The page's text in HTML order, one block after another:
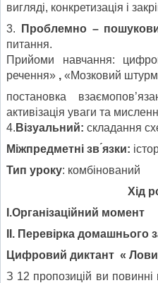
вигляді, конкретизація і
3. Проблемно –
питання.
Прийоми навчання:
речення» , «Мозковий
постановка
активізація уваги та
4. Візуальний: складання
Міжпредметні зв ́язки:
Тип уроку: комбінований
Хід
І.Організаційний момент
ІІ. Перевірка домашнього
Цифровий диктант «
З 12 пропозицій ви повинні